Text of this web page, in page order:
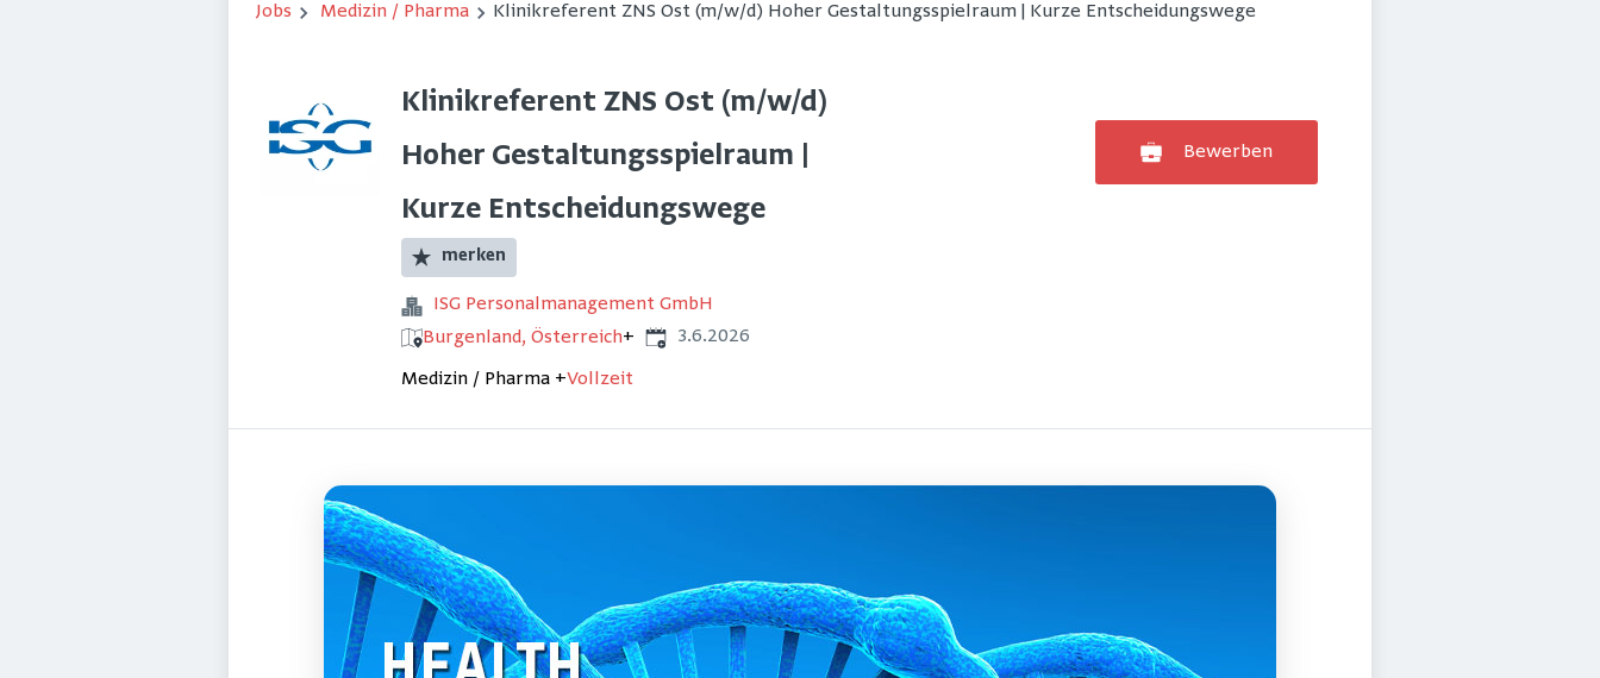
Jobs Medizin / Pharma Klinikreferent ZNS Ost (m/w/d) Hoher Gestaltungsspielraum | Kurze Entscheidungswege
Klinikreferent ZNS Ost (m/w/d)
Hoher Gestaltungsspielraum |
Kurze Entscheidungswege
merken
ISG Personalmanagement GmbH
Burgenland, Österreich+ Veröffentlicht
3.6.2026
Medizin / Pharma +Vollzeit
Bewerben